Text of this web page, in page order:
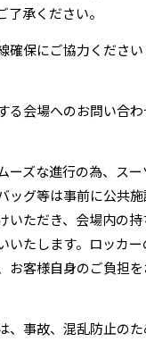
了承ください。
確保にご協力くださ
る会場へのお問い合
ーズな進行の為、スー
ッグ等は事前に公共
いただき、会場内の
いたします。ロッカ
お客様自身のご負担
、事故、混乱防止の